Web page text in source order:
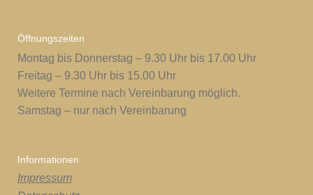
Öffnungszeiten
Montag bis Donnerstag – 9.30 Uhr bis 17.00 Uhr
Freitag – 9.30 Uhr bis 15.00 Uhr
Weitere Termine nach Vereinbarung möglich.
Samstag – nur nach Vereinbarung
Informationen
Impressum